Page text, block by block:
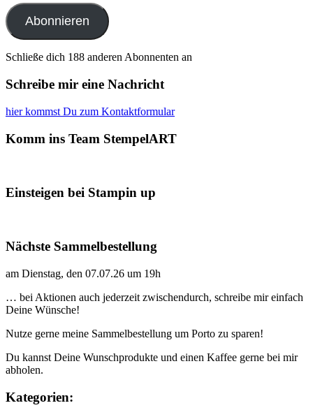
Adresse
Abonnieren
Schließe dich 188 anderen Abonnenten an
Schreibe mir eine Nachricht
hier kommst Du zum Kontaktformular
Komm ins Team StempelART
Einsteigen bei Stampin up
Nächste Sammelbestellung
am Dienstag, den 07.07.26 um 19h
… bei Aktionen auch jederzeit zwischendurch, schreibe mir einfach
Deine Wünsche!
Nutze gerne meine Sammelbestellung um Porto zu sparen!
Du kannst Deine Wunschprodukte und einen Kaffee gerne bei mir
abholen.
Kategorien: